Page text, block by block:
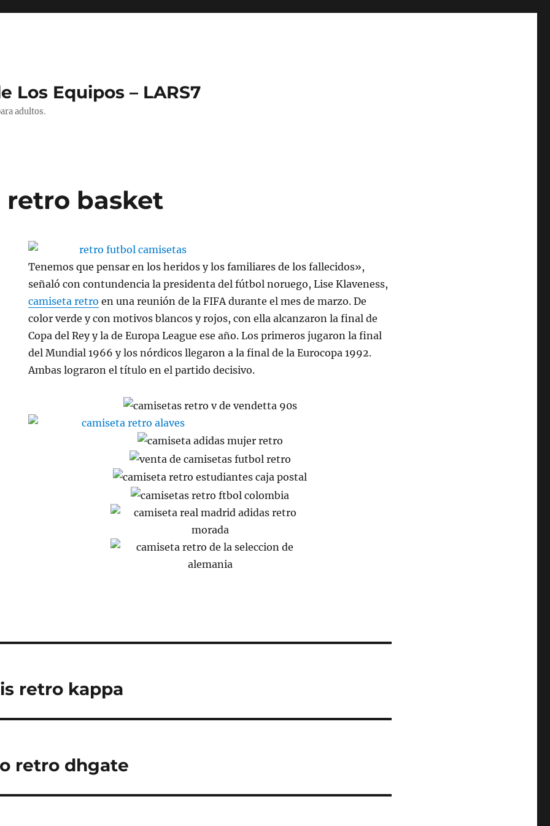
Los Equipos – LARS7
adultos.
retro basket
Tenemos que pensar en los heridos y los familiares de los fallecidos»,
señaló con contundencia la presidenta del fútbol noruego, Lise Klaveness,
camiseta retro en una reunión de la FIFA durante el mes de marzo. De
color verde y con motivos blancos y rojos, con ella alcanzaron la final de
Copa del Rey y la de Europa League ese año. Los primeros jugaron la final
del Mundial 1966 y los nórdicos llegaron a la final de la Eurocopa 1992.
Ambas lograron el título en el partido decisivo.
retro kappa
retro dhgate